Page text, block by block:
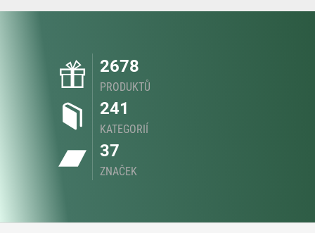
2678
PRODUKTŮ
241
KATEGORIÍ
37
ZNAČEK